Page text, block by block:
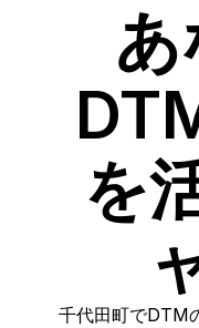
を
千代田町でDTM